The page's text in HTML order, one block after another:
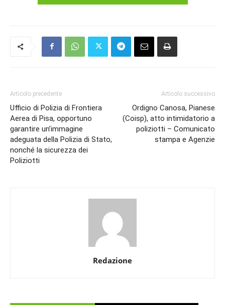
Articolo precedente
Ufficio di Polizia di Frontiera
Aerea di Pisa, opportuno
garantire un’immagine
adeguata della Polizia di Stato,
nonché la sicurezza dei
Poliziotti
Articolo successivo
Ordigno Canosa, Pianese
(Coisp), atto intimidatorio a
poliziotti – Comunicato
stampa e Agenzie
Redazione